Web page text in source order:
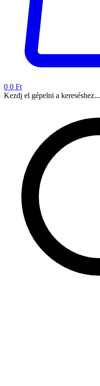
0 0 Ft
Kezdj el gépelni a kereséshez...